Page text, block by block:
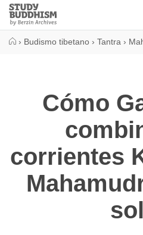
Close
Study
Buddhism
› Budismo tibetano › Tantra ›
Cómo
corrientes